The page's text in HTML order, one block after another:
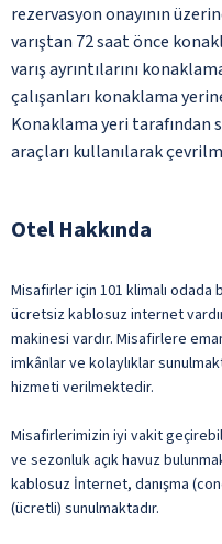
rezervasyon onayının
varıştan 72 saat önce
varış ayrıntılarını
çalışanları konaklama
Konaklama yeri
araçları kullanılarak
Otel Hakkında
Misafirler için 101 klimalı
ücretsiz kablosuz internet
makinesi vardır. Misafirlere
imkânlar ve kolaylıklar
hizmeti verilmektedir.
Misafirlerimizin iyi vakit
ve sezonluk açık havuz
kablosuz İnternet, danışma
(ücretli) sunulmaktadır.